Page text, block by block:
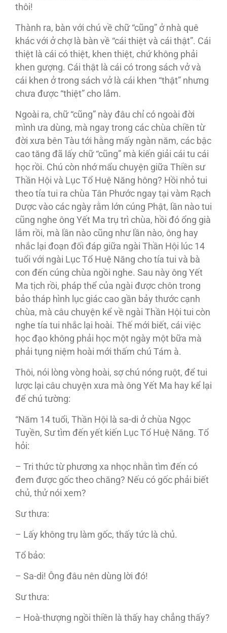
thôi!
Thành ra, bàn với chú về chữ “cũng” ở nhà quê
khác với ở chợ là bàn về “cái thiệt và cái thật”. Cái
thiệt là cái có thiệt, khen thiệt, chứ không phải
khen gượng. Cái thật là cái có trong sách vở và
cái khen ở trong sách vở là cái khen “thật” nhưng
chưa được “thiệt” cho lắm.
Ngoài ra, chữ “cũng” này đâu chỉ có ngoài đời
mình ưa dùng, mà ngay trong các chùa chiền từ
đời xưa bên Tàu tới hằng mấy ngàn năm, các bậc
cao tăng đã lấy chữ “cũng” mà kiến giải cái tu cái
học rồi. Chú còn nhớ mẩu chuyện giữa Thiền sư
Thần Hội và Lục Tổ Huệ Năng hông? Hồi nhỏ tui
theo tía tui ra chùa Tân Phước ngay tại vàm Rạch
Dược vào các ngày rằm lớn cúng Phật, lần nào tui
cũng nghe ông Yết Ma trụ trì chùa, hồi đó ổng già
lắm rồi, mà lần nào cũng như lần nào, ông hay
nhắc lại đoạn đối đáp giữa ngài Thần Hội lúc 14
tuổi với ngài Lục Tổ Huệ Năng cho tía tui và bà
con đến cúng chùa ngồi nghe. Sau này ông Yết
Ma tịch rồi, pháp thể của ngài được chôn trong
bảo tháp hình lục giác cao gần bảy thước cạnh
chùa, mà câu chuyện kể về ngài Thần Hội tui còn
nghe tía tui nhắc lại hoài. Thế mới biết, cái việc
học đạo không phải học một ngày một bữa mà
phải tụng niệm hoài mới thấm chú Tám à.
Thôi, nói lòng vòng hoài, sợ chú nóng ruột, để tui
lược lại câu chuyện xưa mà ông Yết Ma hay kể lại
để chú tường:
“Năm 14 tuổi, Thần Hội là sa-di ở chùa Ngọc
Tuyền, Sư tìm đến yết kiến Lục Tổ Huệ Năng. Tổ
hỏi:
– Tri thức từ phương xa nhọc nhằn tìm đến có
đem được gốc theo chăng? Nếu có gốc phải biết
chủ, thử nói xem?
Sư thưa:
– Lấy không trụ làm gốc, thấy tức là chủ.
Tổ bảo:
– Sa-di! Ông đâu nên dùng lời đó!
Sư thưa:
– Hoà-thượng ngồi thiền là thấy hay chẳng thấy?